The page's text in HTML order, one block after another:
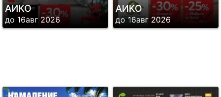
АИКО
до 16авг 2026
АИКО
до 16авг 2026